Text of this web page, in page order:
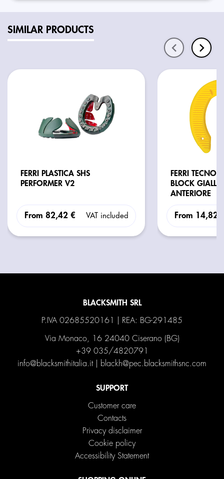
SIMILAR PRODUCTS
FERRI PLASTICA SHS
PERFORMER V2
From 82,42 € VAT included
FERRI
BLOCK
ANTERIORE
From 14,82
BLACKSMITH SRL
P.IVA 02685520161 | REA: BG-291485
Via Monaco, 16 24040 Ciserano (BG)
+39 035/4820791
info@blacksmithitalia.it| blackh@pec.blacksmithsnc.com
SUPPORT
Customer care
Contacts
Privacy disclaimer
Cookie policy
Accessibility Statement